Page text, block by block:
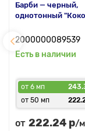
Барби — черный,
однотонный
2000000089539
Есть в наличии
от 6 мп
от 50 мп
от 222.24 р/